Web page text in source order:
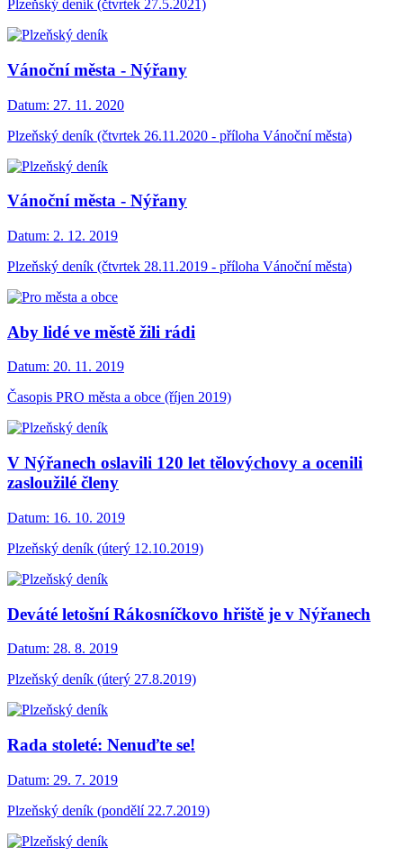
Plzeňský deník (čtvrtek 27.5.2021)
Vánoční města - Nýřany
Datum: 27. 11. 2020
Plzeňský deník (čtvrtek 26.11.2020 - příloha Vánoční města)
Vánoční města - Nýřany
Datum: 2. 12. 2019
Plzeňský deník (čtvrtek 28.11.2019 - příloha Vánoční města)
Aby lidé ve městě žili rádi
Datum: 20. 11. 2019
Časopis PRO města a obce (říjen 2019)
V Nýřanech oslavili 120 let tělovýchovy a ocenili
zasloužilé členy
Datum: 16. 10. 2019
Plzeňský deník (úterý 12.10.2019)
Deváté letošní Rákosníčkovo hřiště je v Nýřanech
Datum: 28. 8. 2019
Plzeňský deník (úterý 27.8.2019)
Rada stoleté: Nenuďte se!
Datum: 29. 7. 2019
Plzeňský deník (pondělí 22.7.2019)